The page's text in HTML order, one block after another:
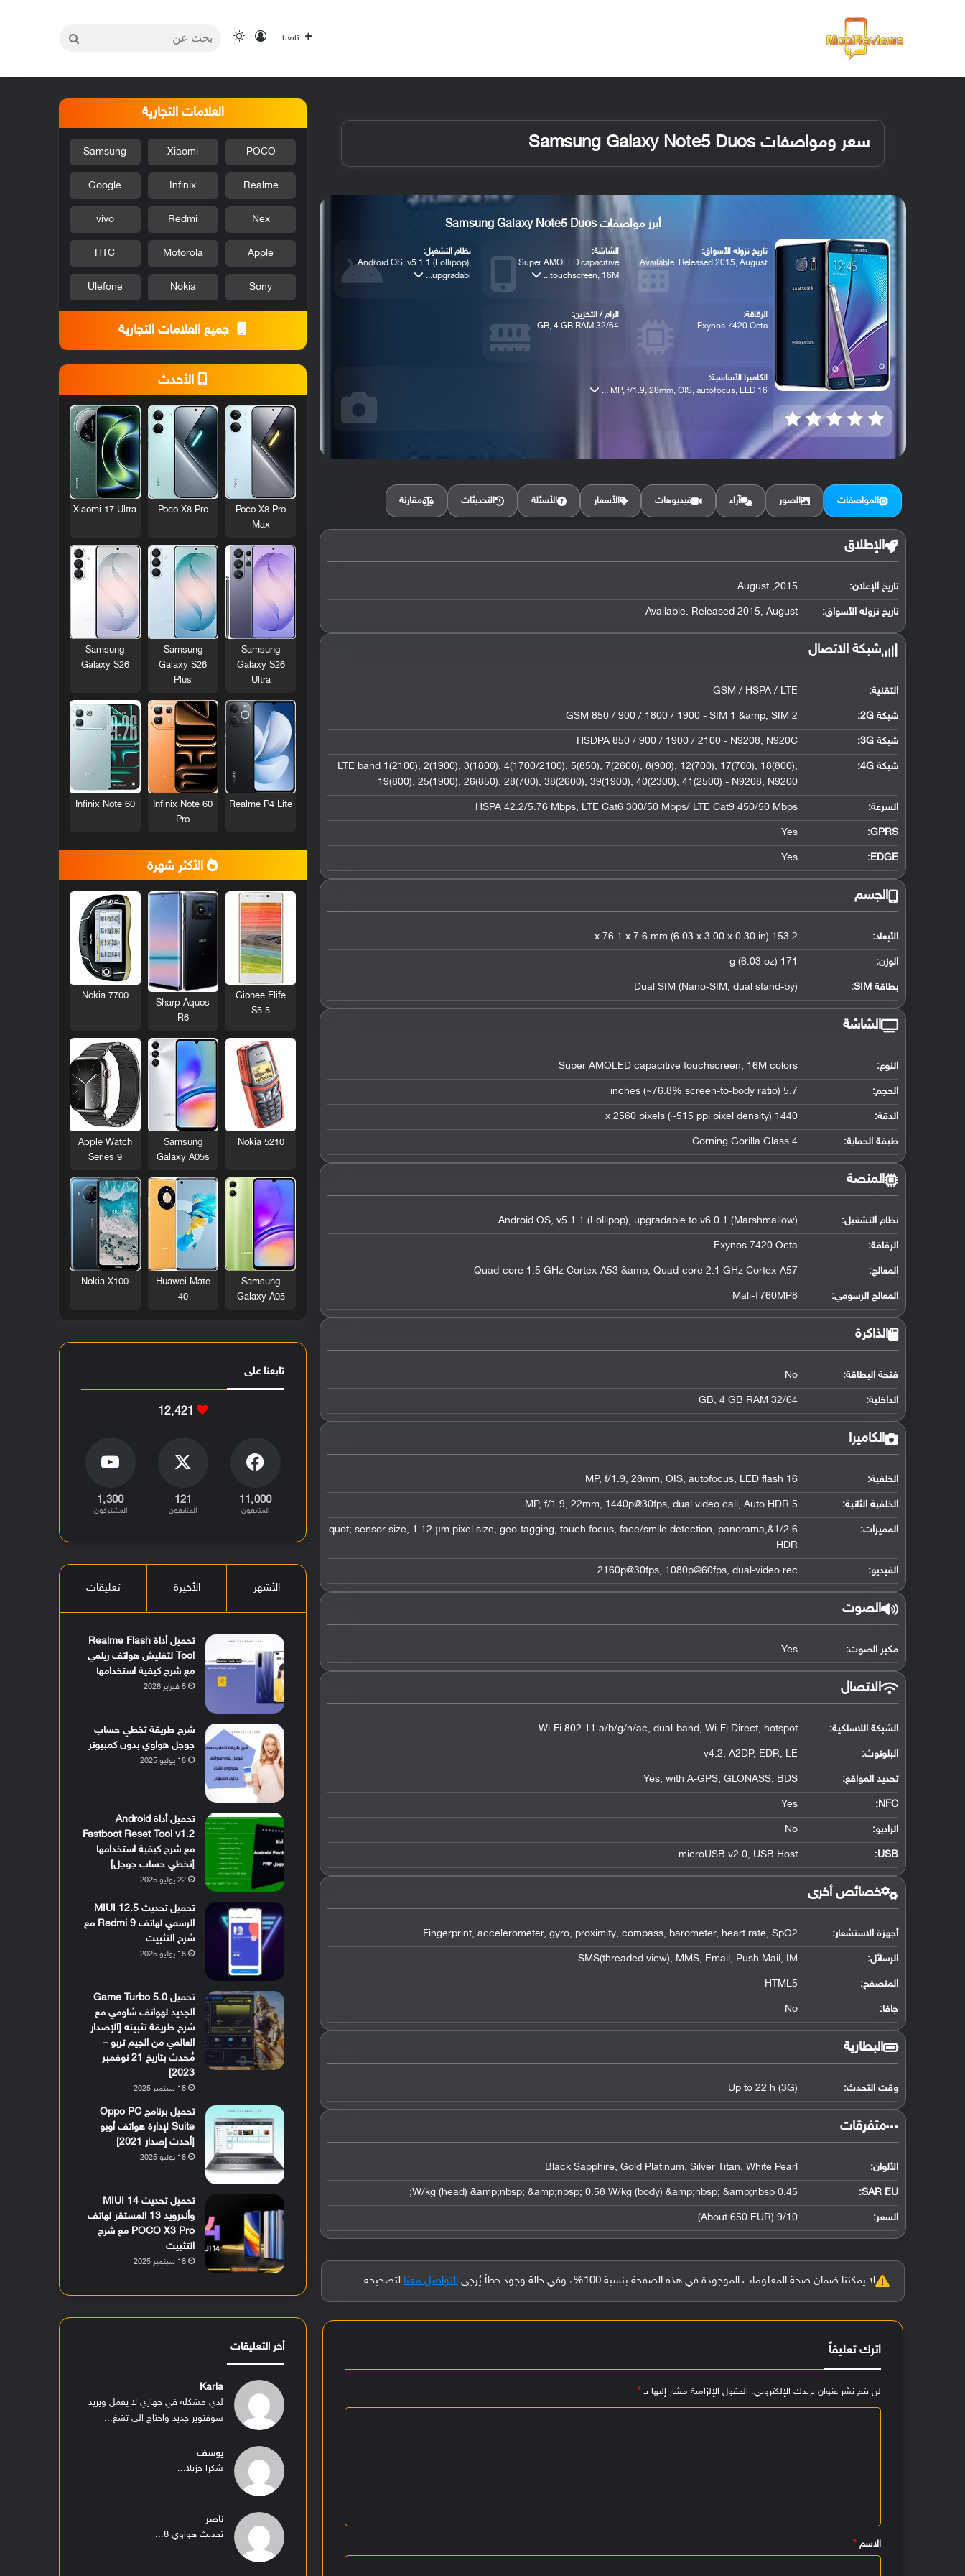
تابعنا تسجيل الدخول
الوضع المظلم
سعر ومواصفات Samsung Galaxy Note5 Duos
أبرز مواصفات Samsung Galaxy Note5 Duos
تاريخ نزوله الأسواق:
Available. Released 2015, August
الشاشة:
Super AMOLED capacitive
touchscreen, 16M...
نظام التشغيل:
Android OS, v5.1.1 (Lollipop),
upgradabl...
الرقاقة:
Exynos 7420 Octa
الرام / التخزين:
32/64 GB, 4 GB RAM
الكاميرا الأساسية:
16 MP, f/1.9, 28mm, OIS, autofocus, LED ...
المواصفات الصور آراء فيديوهات الأسعار الأسئلة التحديثات مقارنة
الإطلاق
تاريخ الإعلان: 2015, August
تاريخ نزوله الأسواق: Available. Released 2015, August
شبكة الاتصال
التقنية: GSM / HSPA / LTE
شبكة 2G: GSM 850 / 900 / 1800 / 1900 - SIM 1 &amp; SIM 2
شبكة 3G :
HSDPA 850 / 900 / 1900 / 2100 - N9208, N920C
شبكة 4G :
LTE band 1(2100), 2(1900), 3(1800), 4(1700/2100), 5(850), 7(2600), 8(900), 12(700), 17(700), 18(800),
19(800), 25(1900), 26(850), 28(700), 38(2600), 39(1900), 40(2300), 41(2500) - N9208, N9200
السرعة: HSPA 42.2/5.76 Mbps, LTE Cat6 300/50 Mbps/ LTE Cat9 450/50 Mbps
GPRS:
Yes
EDGE:
Yes
الجسم
الأبعاد: 153.2 x 76.1 x 7.6 mm (6.03 x 3.00 x 0.30 in)
الوزن: 171 g (6.03 oz)
بطاقة SIM: Dual SIM (Nano-SIM, dual stand-by)
الشاشة
النوع: Super AMOLED capacitive touchscreen, 16M colors
الحجم: 5.7 inches (~76.8% screen-to-body ratio)
الدقة: 1440 x 2560 pixels (~515 ppi pixel density)
طبقة الحماية: Corning Gorilla Glass 4
المنصة
نظام التشغيل:
Android OS, v5.1.1 (Lollipop), upgradable to v6.0.1 (Marshmallow)
الرقاقة:
Exynos 7420 Octa
المعالج:
Quad-core 1.5 GHz Cortex-A53 &amp; Quad-core 2.1 GHz Cortex-A57
المعالج الرسومي:
Mali-T760MP8
الذاكرة
فتحة البطاقة: No
الداخلية: 32/64 GB, 4 GB RAM
الكاميرا
الخلفية: 16 MP, f/1.9, 28mm, OIS, autofocus, LED flash
الخلفية الثانية: 5 MP, f/1.9, 22mm, 1440p@30fps, dual video call, Auto HDR
المميزات:
1/2.6&quot; sensor size, 1.12 µm pixel size, geo-tagging, touch focus, face/smile detection, panorama,
HDR
الفيديو: 2160p@30fps, 1080p@60fps, dual-video rec.
الصوت
مكبر الصوت: Yes
الاتصال
الشبكة اللاسلكية: Wi-Fi 802.11 a/b/g/n/ac, dual-band, Wi-Fi Direct, hotspot
البلوتوث:
v4.2, A2DP, EDR, LE
تحديد المواقع:
Yes, with A-GPS, GLONASS, BDS
NFC
:
Yes
الراديو: No
USB
:
microUSB v2.0, USB Host
خصائص أخرى
أجهزة الاستشعار: Fingerprint, accelerometer, gyro, proximity, compass, barometer, heart rate, SpO2
الرسائل: SMS(threaded view), MMS, Email, Push Mail, IM
المتصفح: HTML5
جافا: No
البطارية
وقت التحدث: Up to 22 h (3G)
‏متفرقات‏
الألوان: Black Sapphire, Gold Platinum, Silver Titan, White Pearl
SAR EU:
0.45 W/kg (head) &amp;nbsp; &amp;nbsp; 0.58 W/kg (body) &amp;nbsp; &amp;nbsp;
السعر: 9/10 (About 650 EUR)
لا يمكننا ضمان صحة المعلومات الموجودة في هذه الصفحة بنسبة 100%، وفي حالة وجود خطأ يُرجى التواصل معنا لتصحيحه.
اترك تعليقاً
لن يتم نشر عنوان بريدك الإلكتروني. الحقول الإلزامية مشار إليها بـ*
الاسم*
العلامات التجارية
POCO
Xiaomi
Samsung
Realme
Infinix
Google
Nex
Redmi
vivo
Apple
Motorola
HTC
Sony
Nokia
Ulefone
جميع العلامات التجارية
الأحدث
Poco X8 Pro
Max
Poco X8 Pro
Xiaomi 17 Ultra
Samsung
Galaxy S26
Ultra
Samsung
Galaxy S26
Plus
Samsung
Galaxy S26
Realme P4 Lite
Infinix Note 60
Pro
Infinix Note 60
الأكثر شهرة
Gionee Elife
S5.5
Sharp Aquos
R6
Nokia 7700
Nokia 5210
Samsung
Galaxy A05s
Apple Watch
Series 9
Samsung
Galaxy A05
Huawei Mate
40
Nokia X100
تابعنا على
12٬421
11٬000
المتابعون
121
المتابعون
1٬300
المشتركون
الأشهر الأخيرة تعليقات
تحميل أداة Realme Flash
Tool لتفليش هواتف ريلمي
مع شرح كيفية استخدامها
8 فبراير 2026
شرح طريقة تخطي حساب
جوجل هواوي بدون كمبيوتر
18 يوليو 2025
تحميل أداة Android
Fastboot Reset Tool v1.2
مع شرح كيفية استخدامها
[تخطي حساب جوجل]
22 يوليو 2025
تحميل تحديث MIUI 12.5
الرسمي لهاتف Redmi 9 مع
شرح التثبيت
18 يوليو 2025
تحميل Game Turbo 5.0
الجديد لهواتف شاومي مع
شرح طريقة تثبيته [الإصدار
العالمي من الجيم تربو –
مُحدث بتاريخ 21 نوفمبر
2023]
18 سبتمبر 2025
تحميل برنامج Oppo PC
Suite لإدارة هواتف أوبو
[أحدث إصدار 2021]
18 يوليو 2025
تحميل تحديث MIUI 14
وأندرويد 13 المستقر لهاتف
POCO X3 Pro مع شرح
التثبيت
18 سبتمبر 2025
أخر التعليقات
Karla
لدي مشكله في جهازي لا يعمل ويريد
سوفتوير جديد واحتاج الى تشغ...
يوسف
شكرا جزيلا...
ناصر
تحديث هواوي 8...